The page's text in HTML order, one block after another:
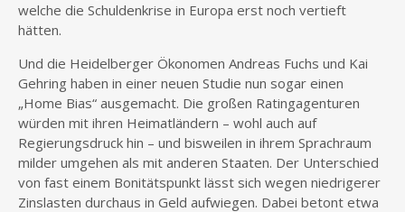
welche die Schuldenkrise in Europa erst noch vertieft
hätten.
Und die Heidelberger Ökonomen Andreas Fuchs und Kai
Gehring haben in einer neuen Studie nun sogar einen
„Home Bias“ ausgemacht. Die großen Ratingagenturen
würden mit ihren Heimatländern – wohl auch auf
Regierungsdruck hin – und bisweilen in ihrem Sprachraum
milder umgehen als mit anderen Staaten. Der Unterschied
von fast einem Bonitätspunkt lässt sich wegen niedrigerer
Zinslasten durchaus in Geld aufwiegen. Dabei betont etwa